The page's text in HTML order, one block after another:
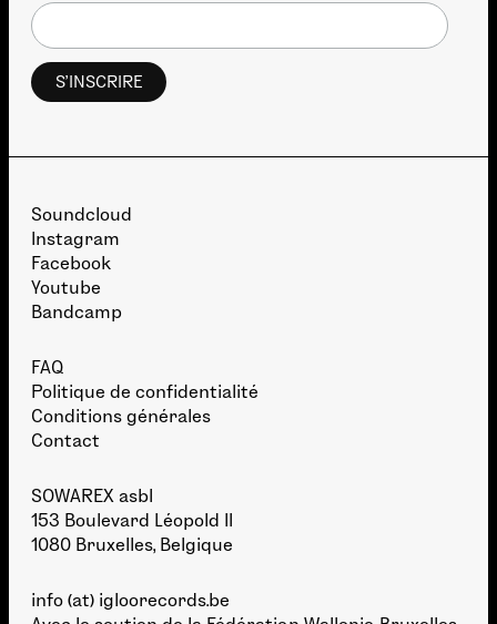
Soundcloud
Instagram
Facebook
Youtube
Bandcamp
FAQ
Politique de confidentialité
Conditions générales
Contact
SOWAREX asbl
153 Boulevard Léopold II
1080 Bruxelles, Belgique
info (at) igloorecords.be